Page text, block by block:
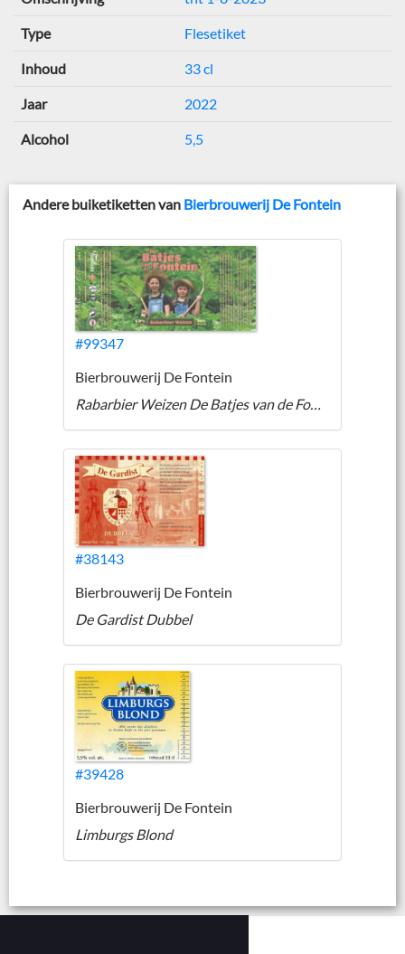
Type Flesetiket
Inhoud 33 cl
Jaar 2022
Alcohol 5,5
Andere buiketiketten van Bierbrouwerij De Fontein
#99347
Bierbrouwerij De Fontein
Rabarbier Weizen De Batjes van de Fontein
#38143
Bierbrouwerij De Fontein
De Gardist Dubbel
#39428
Bierbrouwerij De Fontein
Limburgs Blond